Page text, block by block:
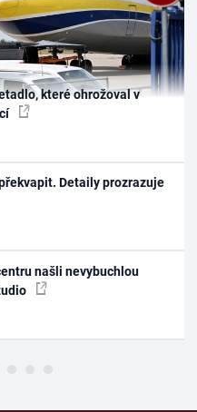
které ohrožoval v
Detaily prozrazuje
našli nevybuchlou